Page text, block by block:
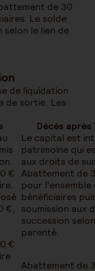
de 30
Le solde
selon le lien de
de liquidation
de sortie. Les
Décès après
Le capital est
patrimoine qui
aux droits de
€
€,
Abattement de
pour l'ensemble
bénéficiaires
soumission aux
succession
parenté.
€
Abattement de